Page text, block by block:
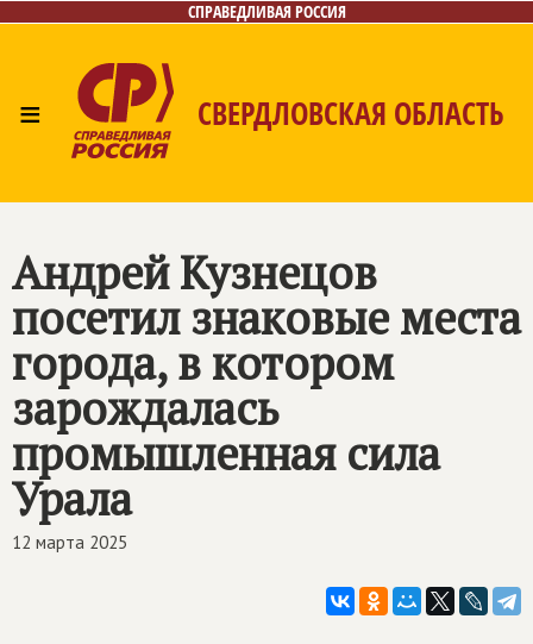
СПРАВЕДЛИВАЯ РОССИЯ
≡ СВЕРДЛОВСКАЯ ОБЛАСТЬ
Контакты
Андрей Кузнецов
посетил знаковые места
города, в котором
зарождалась
промышленная сила
Урала
12 марта 2025